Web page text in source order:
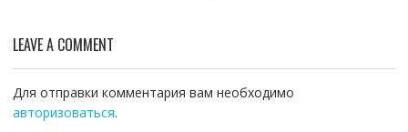
а
ц
и
я
п
LEAVE A COMMENT
Для отправки комментария вам необходимо
авторизоваться.